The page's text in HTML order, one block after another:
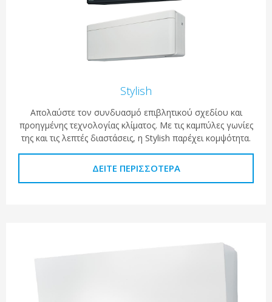
Stylish
Απολαύστε τον συνδυασμό επιβλητικού σχεδίου και
προηγμένης τεχνολογίας κλίματος. Με τις καμπύλες γωνίες
της και τις λεπτές διαστάσεις, η Stylish παρέχει κομψότητα.
ΔΕΊΤΕ ΠΕΡΙΣΣΌΤΕΡΑ